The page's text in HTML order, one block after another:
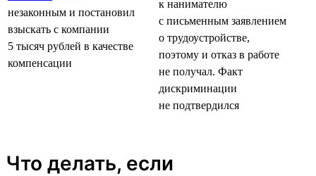
незаконным и постановил
взыскать с компании
5 тысяч рублей в качестве
компенсации
к нанимателю
с письменным заявлением
о трудоустройстве,
поэтому и отказ в работе
не получал. Факт
дискриминации
не подтвердился
Что делать, если